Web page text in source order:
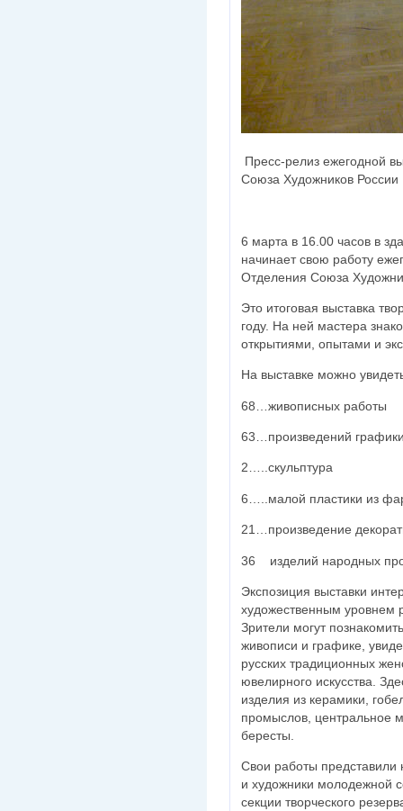
Пресс-релиз ежегодной
Союза Художников России
6 марта в 16.00 часов в
начинает свою работу
Отделения Союза
Это итоговая выставка
году. На ней мастера
открытиями, опытами и
На выставке можно
68…живописных работы
63…произведений
2…..скульптура
6…..малой пластики из
21…произведение
36 изделий народных
Экспозиция выставки
художественным уровнем
Зрители могут
живописи и графике,
русских традиционных
ювелирного искусства.
изделия из керамики,
промыслов, центральное
бересты.
Свои работы представили
и художники молодежной
секции творческого